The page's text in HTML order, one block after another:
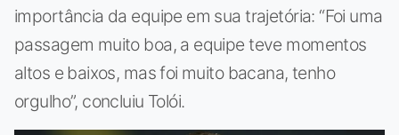
importância da equipe em sua trajetória: “Foi uma
passagem muito boa, a equipe teve momentos
altos e baixos, mas foi muito bacana, tenho
orgulho”, concluiu Tolói.